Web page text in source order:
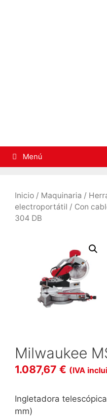
Menú
Inicio / Maquinaria /
electroportátil / Con
304 DB
Milwaukee
1.087,67 € (IVA
Ingletadora
mm)